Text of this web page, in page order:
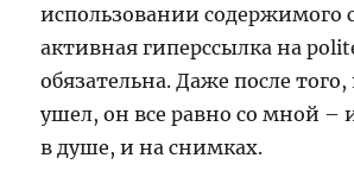
использовании содержимого
активная гиперссылка на
обязательна. Даже после
ушел, он все равно со мной –
в душе, и на снимках.